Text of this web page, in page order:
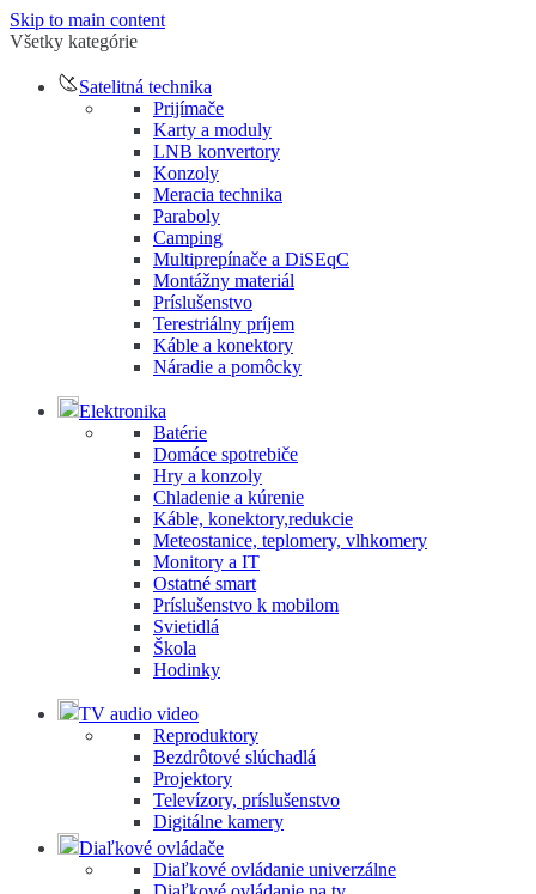
Skip to main content
Všetky kategórie
Satelitná technika
Prijímače
Karty a moduly
LNB konvertory
Konzoly
Meracia technika
Paraboly
Camping
Multiprepínače a DiSEqC
Montážny materiál
Príslušenstvo
Terestriálny príjem
Káble a konektory
Náradie a pomôcky
Elektronika
Batérie
Domáce spotrebiče
Hry a konzoly
Chladenie a kúrenie
Káble, konektory,redukcie
Meteostanice, teplomery, vlhkomery
Monitory a IT
Ostatné smart
Príslušenstvo k mobilom
Svietidlá
Škola
Hodinky
TV audio video
Reproduktory
Bezdrôtové slúchadlá
Projektory
Televízory, príslušenstvo
Digitálne kamery
Diaľkové ovládače
Diaľkové ovládanie univerzálne